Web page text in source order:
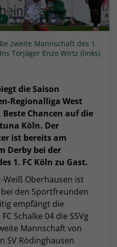
zweite Mannschaft des 1.
Torjäger Enzo Wirtz (links)
die Saison
Regionalliga West
Chancen auf die
Köln. Der
ist bereits am
Derby bei der
1. FC Köln zu Gast.
Oberhausen ist
den Sportfreunden
empfängt die
Schalke 04 die SSVg
Mannschaft von
SV Rödinghausen